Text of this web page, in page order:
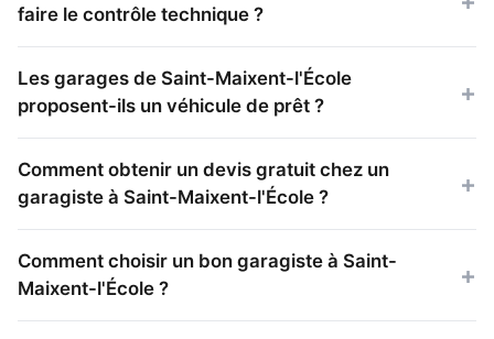
faire le contrôle technique ?
Les garages de Saint-Maixent-l'École
proposent-ils un véhicule de prêt ?
Comment obtenir un devis gratuit chez un
garagiste à Saint-Maixent-l'École ?
Comment choisir un bon garagiste à Saint-
Maixent-l'École ?